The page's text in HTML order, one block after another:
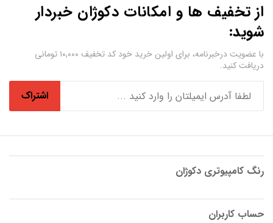
از تخفیف ها و امکانات دکوژان خبردار
شوید:
با عضویت درخبرنامه، برای اولین خرید خود کد تخفیف ۱۰,۰۰۰ تومانی
دریافت کنید.
اشتراک
رنگ کامپیوتری دکوژان
حساب کاربران